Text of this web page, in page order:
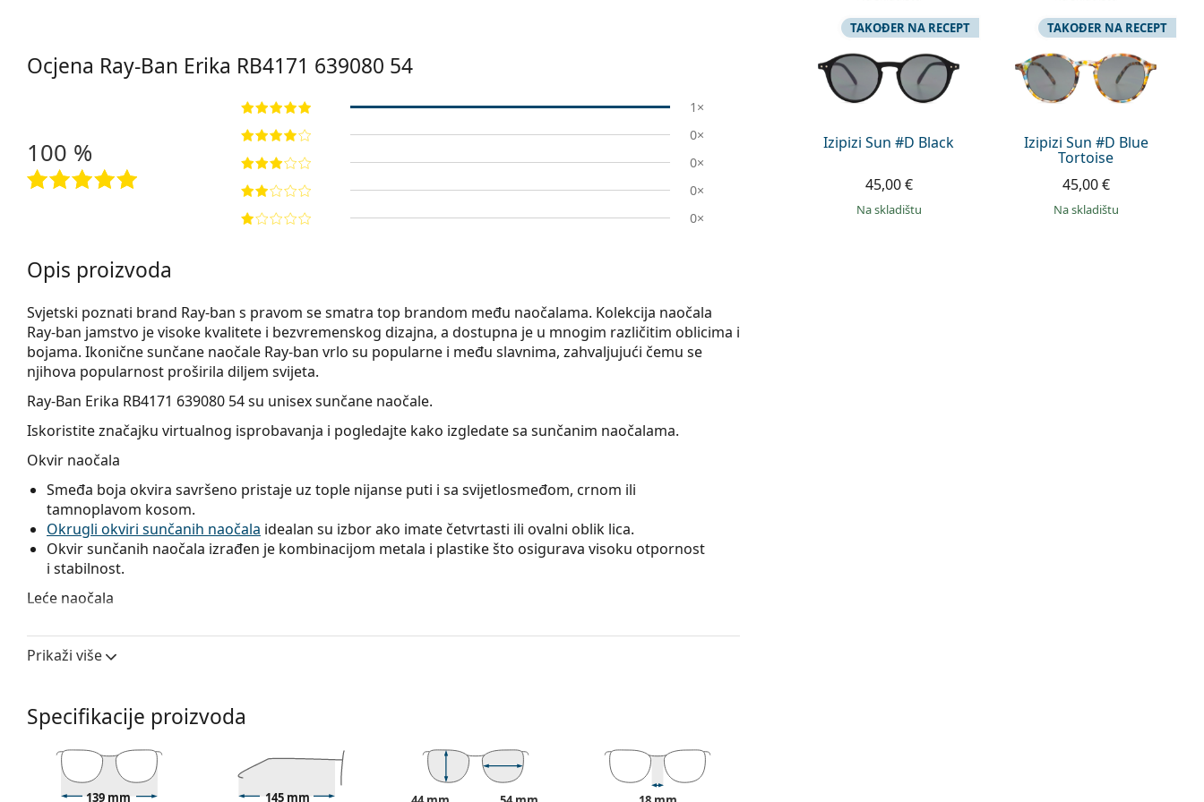
Izipizi Sun #D Black
TAKOĐER NA RECEPT
45,00 €
na skladištu
Izipizi Sun #D Blue
Tortoise
TAKOĐER NA RECEPT
45,00 €
na skladištu
Ocjena Ray-Ban Erika RB4171 639080 54
100 %
1×
0×
0×
0×
0×
Opis proizvoda
Svjetski poznati brand Ray-ban s pravom se smatra top brandom među naočalama. Kolekcija naočala
Ray-ban jamstvo je visoke kvalitete i bezvremenskog dizajna, a dostupna je u mnogim različitim oblicima i
bojama. Ikonične sunčane naočale Ray-ban vrlo su popularne i među slavnima, zahvaljujući čemu se
njihova popularnost proširila diljem svijeta.
Ray-Ban Erika RB4171 639080 54su unisex sunčane naočale.
Iskoristite značajku virtualnog isprobavanja i pogledajte kako izgledate sa sunčanim naočalama.
Okvir naočala
Smeđa boja okvira savršeno pristaje uz tople nijanse puti i sa svijetlosmeđom, crnom ili
tamnoplavom kosom.
Okrugli okviri sunčanih naočala idealan su izbor ako imate četvrtasti ili ovalni oblik lica.
Okvir sunčanih naočala izrađen je kombinacijom metala i plastike što osigurava visoku otpornost
i stabilnost.
Leće naočala
boje loptice na različitim pozadinama.
Leće ovih sunčanih naočala izrađene su od plastike čije su neosporne prednosti mala težina
Naočale s UV 400 pružaju 100% zaštitu od štetnog sunčevog zračenja. Leće naočala sadrže sunčani
filtar kategorije 3 (propusnost svjetla 8 – 18%) – tamni filtar pogodan za intenzivno sunčevo zračenje
na plaži ili u gradu.
Pribor
Prikaži više
Specifikacije proizvoda
139 mm 145 mm